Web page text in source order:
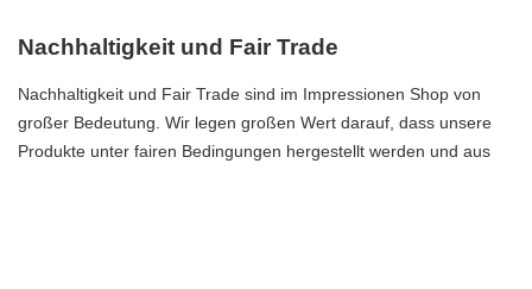
Nachhaltigkeit und Fair Trade
Nachhaltigkeit und Fair Trade sind im Impressionen Shop von
großer Bedeutung. Wir legen großen Wert darauf, dass unsere
Produkte unter fairen Bedingungen hergestellt werden und aus